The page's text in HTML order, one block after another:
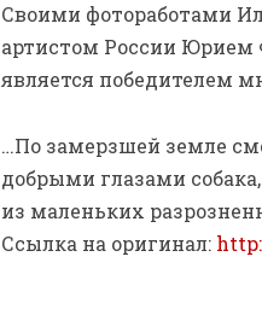
Своими фотоработами
артистом России Юрием
является победителем
…По замерзшей земле
добрыми глазами
из маленьких
Ссылка на оригинал: